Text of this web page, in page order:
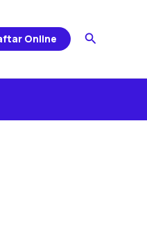
Online Search